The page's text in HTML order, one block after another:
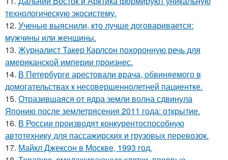
технологическую экосистему.
12. Ученые выяснили, кто лучше договаривается:
мужчины или женщины.
13. Журналист Такер Карлсон похоронную речь для
американской империи произнес.
14. В Петербурге арестовали врача, обвиняемого в
домогательствах к несовершеннолетней пациентке.
15. Отразившаяся от ядра земли волна сдвинула
Японию после землетрясения 2011 года: открытие.
16. В России производят конкурентоспособную
автотехнику для пассажирских и грузовых перевозок.
17. Майкл Джексон в Москве, 1993 год.